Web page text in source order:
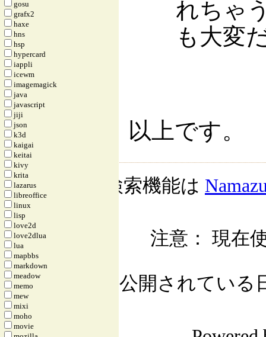
れちゃ
も大変
以上です。
gosu
grafx2
haxe
hns
hsp
hypercard
iappli
icewm
imagemagick
java
javascript
jiji
json
k3d
kaigai
keitai
kivy
krita
lazarus
libreoffice
linux
lisp
love2d
love2dlua
lua
mapbbs
markdown
meadow
memo
mew
mixi
moho
movie
検索機能は
注意： 現在
公開されている